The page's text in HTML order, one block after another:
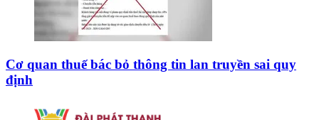
Cơ quan thuế bác bỏ thông tin lan truyền sai quy
định